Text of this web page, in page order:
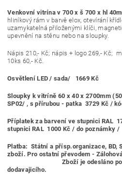
Venkovní vitrína v 700 x š 700 x hl
hliníkový rám v barvě elox, otevírání
uzamykatelná přiloženými klíči,
upevnění na stěnu nebo na sloupky.
Nápis 210,- Kč; nápis + logo 269,- Kč;
10ks 60,- Kč.
Osvětlení LED / sada/ 1669 Kč
Sloupky k vitríně 60 x 40 x 2700mm
SP02/ , s přírubou - patka 3729 Kč /
Příplatek za barvení ve stupnici RAL
stupnici RAL 1000 Kč / do poznámky /
Platba: Státní a přísp.organizace, BD,
zboží. Pro ostatní převodem -
Zboží je odesláno po
dodavajicího.